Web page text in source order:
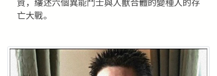
亡大戰。